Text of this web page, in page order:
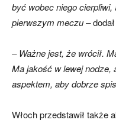
być wobec niego
pierwszym meczu –
– Ważne jest, że wrócił.
Ma jakość w lewej nodze,
aspektem, aby dobrze
Włoch przedstawił także